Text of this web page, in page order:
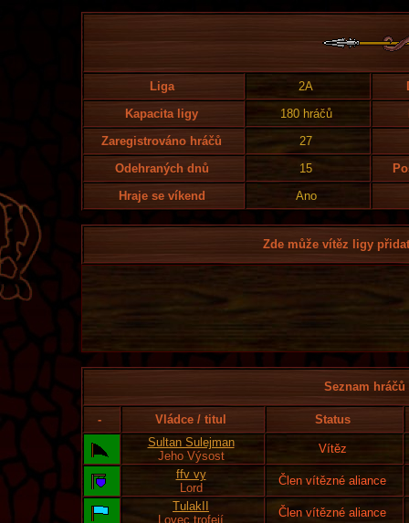
Liga 2A
Kapacita ligy
180 hráčů
Zaregistrováno hráčů
27
Odehraných dnů
15
Hraje se víkend
Ano
Zde může vítěz ligy
Seznam
- Vládce / titul
Status
Sultan Sulejman
Jeho Výsost
Vítěz
ffv vy
Lord
Člen vítězné aliance
TulakII
Lovec trofejí
Člen vítězné aliance